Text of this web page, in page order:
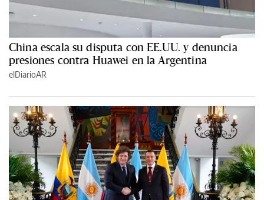
China escala su disputa con EE.UU. y denuncia
presiones contra Huawei en la Argentina
elDiarioAR